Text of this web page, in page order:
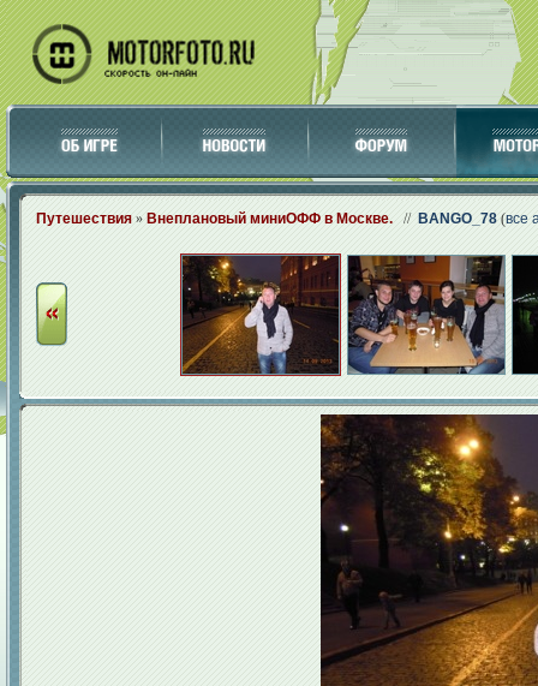
Путешествия » Внеплановый миниОФФ в Москве. // BANGO_78 (все